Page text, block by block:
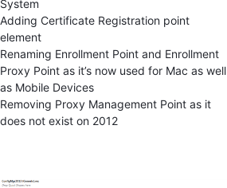
System
Adding Certificate Registration point
element
Renaming Enrollment Point and Enrollment
Proxy Point as it’s now used for Mac as well
as Mobile Devices
Removing Proxy Management Point as it
does not exist on 2012